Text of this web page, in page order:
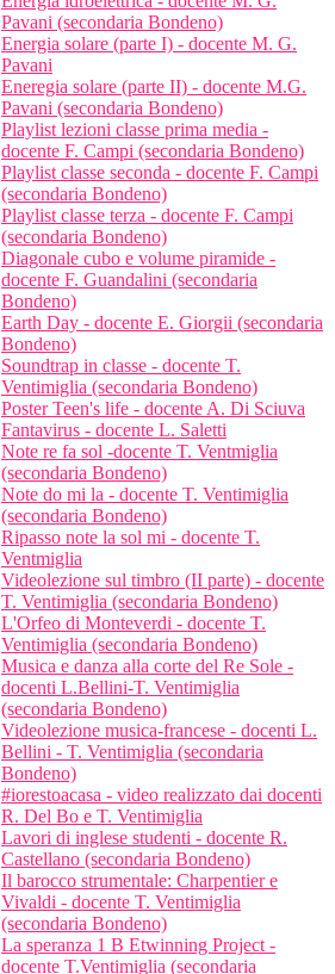
Pavani (secondaria Bondeno)
Energia solare (parte I) - docente M. G.
Pavani
Eneregia solare (parte II) - docente M.G.
Pavani (secondaria Bondeno)
Playlist lezioni classe prima media -
docente F. Campi (secondaria Bondeno)
Playlist classe seconda - docente F. Campi
(secondaria Bondeno)
Playlist classe terza - docente F. Campi
(secondaria Bondeno)
Diagonale cubo e volume piramide -
docente F. Guandalini (secondaria
Bondeno)
Earth Day - docente E. Giorgii (secondaria
Bondeno)
Soundtrap in classe - docente T.
Ventimiglia (secondaria Bondeno)
Poster Teen's life - docente A. Di Sciuva
Fantavirus - docente L. Saletti
Note re fa sol -docente T. Ventmiglia
(secondaria Bondeno)
Note do mi la - docente T. Ventimiglia
(secondaria Bondeno)
Ripasso note la sol mi - docente T.
Ventmiglia
Videolezione sul timbro (II parte) - docente
T. Ventimiglia (secondaria Bondeno)
L'Orfeo di Monteverdi - docente T.
Ventimiglia (secondaria Bondeno)
Musica e danza alla corte del Re Sole -
docenti L.Bellini-T. Ventimiglia
(secondaria Bondeno)
Videolezione musica-francese - docenti L.
Bellini - T. Ventimiglia (secondaria
Bondeno)
#iorestoacasa - video realizzato dai docenti
R. Del Bo e T. Ventimiglia
Lavori di inglese studenti - docente R.
Castellano (secondaria Bondeno)
Il barocco strumentale: Charpentier e
Vivaldi - docente T. Ventimiglia
(secondaria Bondeno)
La speranza 1 B Etwinning Project -
docente T.Ventimiglia (secondaria